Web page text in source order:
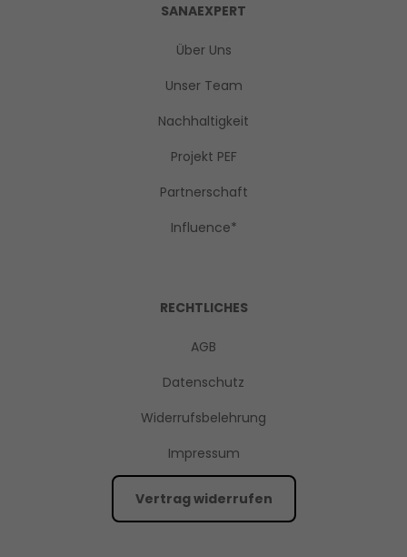
SANAEXPERT
Über Uns
Unser Team
Nachhaltigkeit
Projekt PEF
Partnerschaft
Influence*
RECHTLICHES
AGB
Datenschutz
Widerrufsbelehrung
Impressum
Vertrag widerrufen